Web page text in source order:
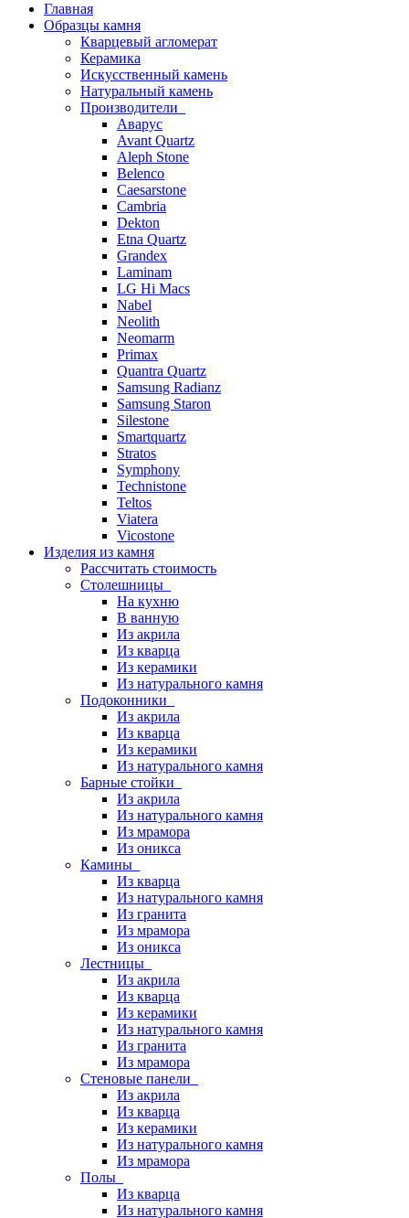
Главная
Образцы камня
Кварцевый агломерат
Керамика
Искусственный камень
Натуральный камень
Производители
Аварус
Avant Quartz
Aleph Stone
Belenco
Caesarstone
Cambria
Dekton
Etna Quartz
Grandex
Laminam
LG Hi Macs
Nabel
Neolith
Neomarm
Primax
Quantra Quartz
Samsung Radianz
Samsung Staron
Silestone
Smartquartz
Stratos
Symphony
Technistone
Teltos
Viatera
Vicostone
Изделия из камня
Рассчитать стоимость
Столешницы
На кухню
В ванную
Из акрила
Из кварца
Из керамики
Из натурального камня
Подоконники
Из акрила
Из кварца
Из керамики
Из натурального камня
Барные стойки
Из акрила
Из натурального камня
Из мрамора
Из оникса
Камины
Из кварца
Из натурального камня
Из гранита
Из мрамора
Из оникса
Лестницы
Из акрила
Из кварца
Из керамики
Из натурального камня
Из гранита
Из мрамора
Стеновые панели
Из акрила
Из кварца
Из керамики
Из натурального камня
Из мрамора
Полы
Из кварца
Из натурального камня